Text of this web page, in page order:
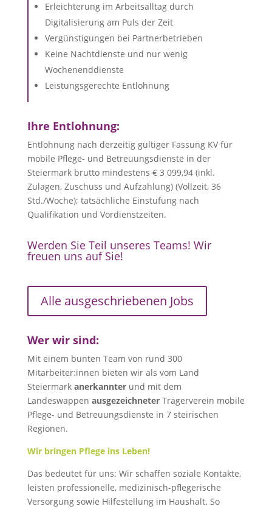
Erleichterung im Arbeitsalltag durch
Digitalisierung am Puls der Zeit
Vergünstigungen bei Partnerbetrieben
Keine Nachtdienste und nur wenig
Wochenenddienste
Leistungsgerechte Entlohnung
Ihre Entlohnung:
Entlohnung nach derzeitig gültiger Fassung KV für
mobile Pflege- und Betreuungsdienste in der
Steiermark brutto mindestens € 3 099,94 (inkl.
Zulagen, Zuschuss und Aufzahlung) (Vollzeit, 36
Std./Woche); tatsächliche Einstufung nach
Qualifikation und Vordienstzeiten.
Werden Sie Teil unseres Teams! Wir
freuen uns auf Sie!
Alle ausgeschriebenen Jobs
Wer wir sind:
Mit einem bunten Team von rund 300
Mitarbeiter:innen bieten wir als vom Land
Steiermark anerkannterund mit dem
Landeswappen ausgezeichneterTrägerverein mobile
Pflege- und Betreuungsdienste in 7 steirischen
Regionen.
Wir bringen Pflege ins Leben!
Das bedeutet für uns: Wir schaffen soziale Kontakte,
leisten professionelle, medizinisch-pflegerische
Versorgung sowie Hilfestellung im Haushalt. So